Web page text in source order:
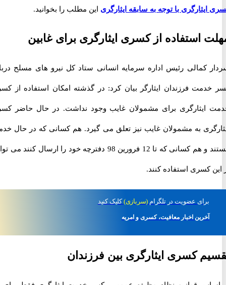
با توجه به سابقه ایثارگریاین مطلب را بخوانید.
استفاده از کسری ایثارگری برای غابین
کمالی رئیس اداره سرمایه انسانی ستاد کل نیرو های مسلح درباره
فرزندان ایثارگر بیان کرد: در گذشته امکان استفاده از کسری
ایثارگری برای مشمولان غایب وجود نداشت. در حال حاضر کسری
به مشمولان غایب نیز تعلق می گیرد. هم کسانی که در حال خدمت
هستند و هم کسانی که تا 12 فرورین 98 دفترچه خود را ارسال کنند می توانند
کسری استفاده کنند.
عضویت در تلگرام(سربازی) کلیک کنید
آخرین اخبار معافیت، کسری و امریه
کسری ایثارگری بین فرزندان